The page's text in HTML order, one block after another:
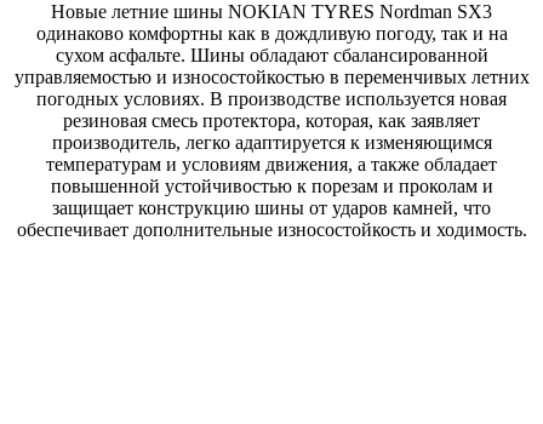
Новые летние шины NOKIAN TYRES Nordman SX3
одинаково комфортны как в дождливую погоду, так и на
сухом асфальте. Шины обладают сбалансированной
управляемостью и износостойкостью в переменчивых летних
погодных условиях. В производстве используется новая
резиновая смесь протектора, которая, как заявляет
производитель, легко адаптируется к изменяющимся
температурам и условиям движения, а также обладает
повышенной устойчивостью к порезам и проколам и
защищает конструкцию шины от ударов камней, что
обеспечивает дополнительные износостойкость и ходимость.